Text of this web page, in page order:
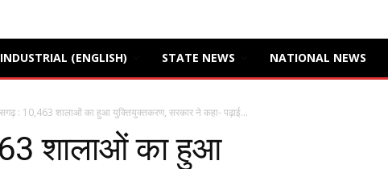
INDUSTRIAL (ENGLISH) STATE NEWS NATIONAL NEWS
: 10,463 शालाओं का हुआ युक्तियुक्तकरण, सरकार ने कहा- पढ़ाई...
शालाओं का हुआ